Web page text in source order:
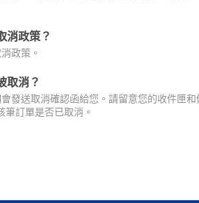
消政策？
政策。
取消？
發送取消確認函給您。請留意您的收件匣
筆訂單是否已取消。